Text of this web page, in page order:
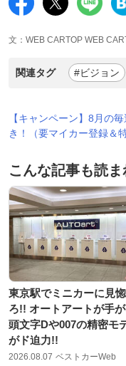
文：WEB CARTOP WEB
関連タグ #ビジョン
【キャンペーン】8月の
き！（要マイカー登録＆
こんな記事も読
東京駅でミニカーに見
ろ!! オートアートが手
頭文字Dや007の精密モ
がド迫力!!
2026.08.07 ベストカーWeb